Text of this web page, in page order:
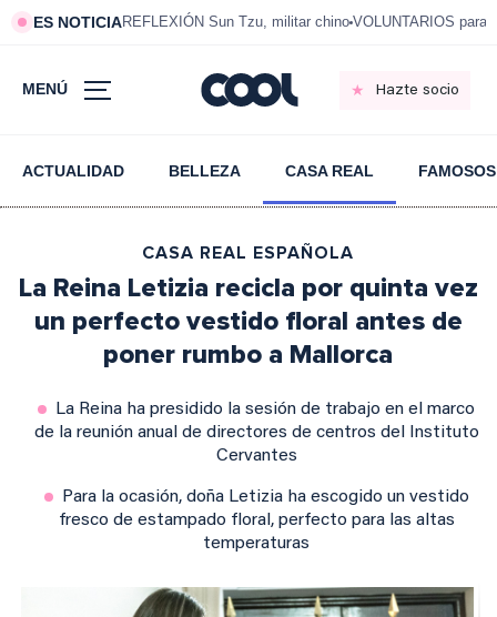
ES NOTICIAREFLEXIÓN Sun Tzu, militar chino VOLUNTARIOS para
MENÚ Hazte socio
ACTUALIDAD BELLEZA CASA REAL FAMOSOS
CASA REAL ESPAÑOLA
La Reina Letizia recicla por quinta vez
un perfecto vestido floral antes de
poner rumbo a Mallorca
La Reina ha presidido la sesión de trabajo en el marco
de la reunión anual de directores de centros del Instituto
Cervantes
Para la ocasión, doña Letizia ha escogido un vestido
fresco de estampado floral, perfecto para las altas
temperaturas